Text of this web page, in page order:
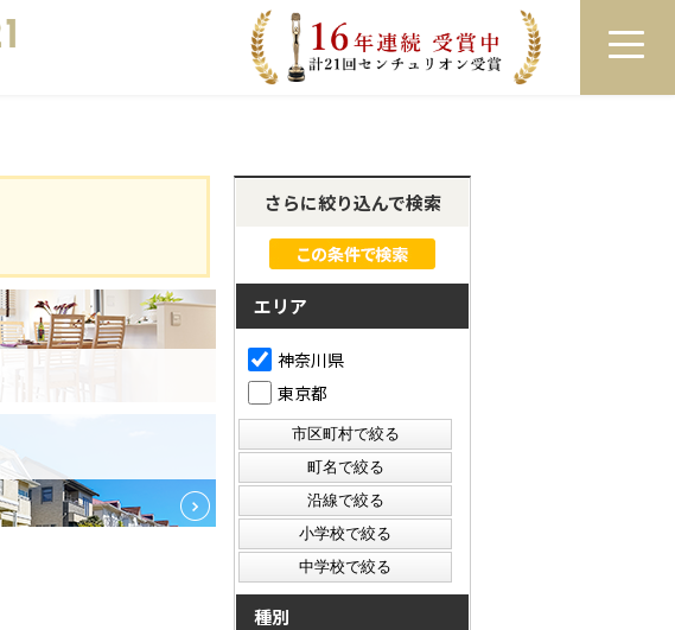
ログイン 来店予約 LINEで相談
さらに絞り込んで検索
エリア
神奈川県
東京都
種別